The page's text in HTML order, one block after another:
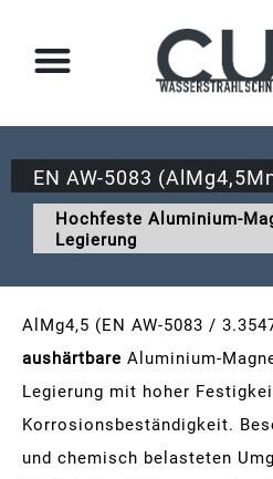
EN AW-5083
Hochfeste Aluminium-
Legierung
AlMg4,5 (EN AW-5083 /
aushärtbare Aluminium-
Legierung mit hoher
Korrosionsbeständigkeit.
und chemisch belasteten